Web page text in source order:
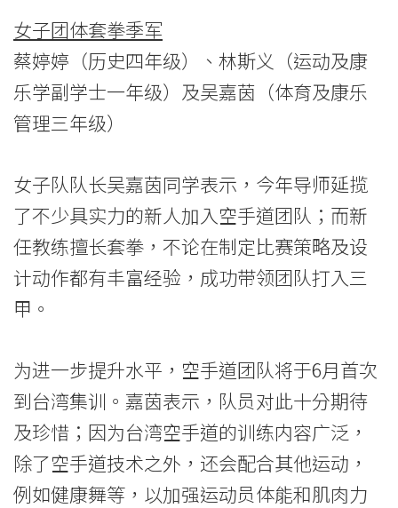
女子团体套拳季军
蔡婷婷（历史四年级）、林斯义（运动及康
乐学副学士一年级）及吴嘉茵（体育及康乐
管理三年级）
女子队队长吴嘉茵同学表示，今年导师延揽
了不少具实力的新人加入空手道团队；而新
任教练擅长套拳，不论在制定比赛策略及设
计动作都有丰富经验，成功带领团队打入三
甲。
为进一步提升水平，空手道团队将于6月首次
到台湾集训。嘉茵表示，队员对此十分期待
及珍惜；因为台湾空手道的训练内容广泛，
除了空手道技术之外，还会配合其他运动，
例如健康舞等，以加强运动员体能和肌肉力